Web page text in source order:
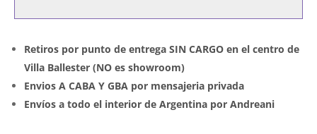
Retiros por punto de entrega SIN CARGO en el centro de
Villa Ballester (NO es showroom)
Envios A CABA Y GBA por mensajeria privada
Envíos a todo el interior de Argentina por Andreani